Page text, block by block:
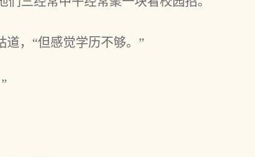
道，“但感觉学历不够。”